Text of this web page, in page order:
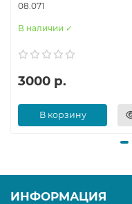
08.071
В наличии ✓
3000 р.
В корзину
ИНФОРМАЦИЯ